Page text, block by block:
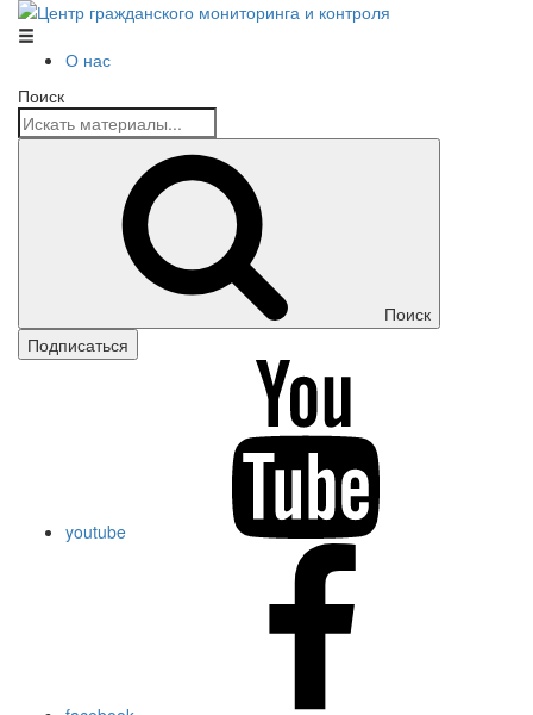
Центр гражданского мониторинга и контроля
О нас
Поиск
Поиск
Подписаться
youtube